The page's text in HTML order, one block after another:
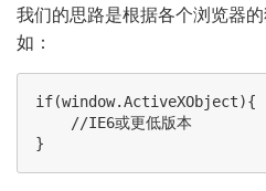
我们的思路是根据各个浏览器
如：
if(window.ActiveXObject){
//IE6或更低版本
}